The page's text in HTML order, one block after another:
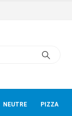
NEUTRE PIZZA